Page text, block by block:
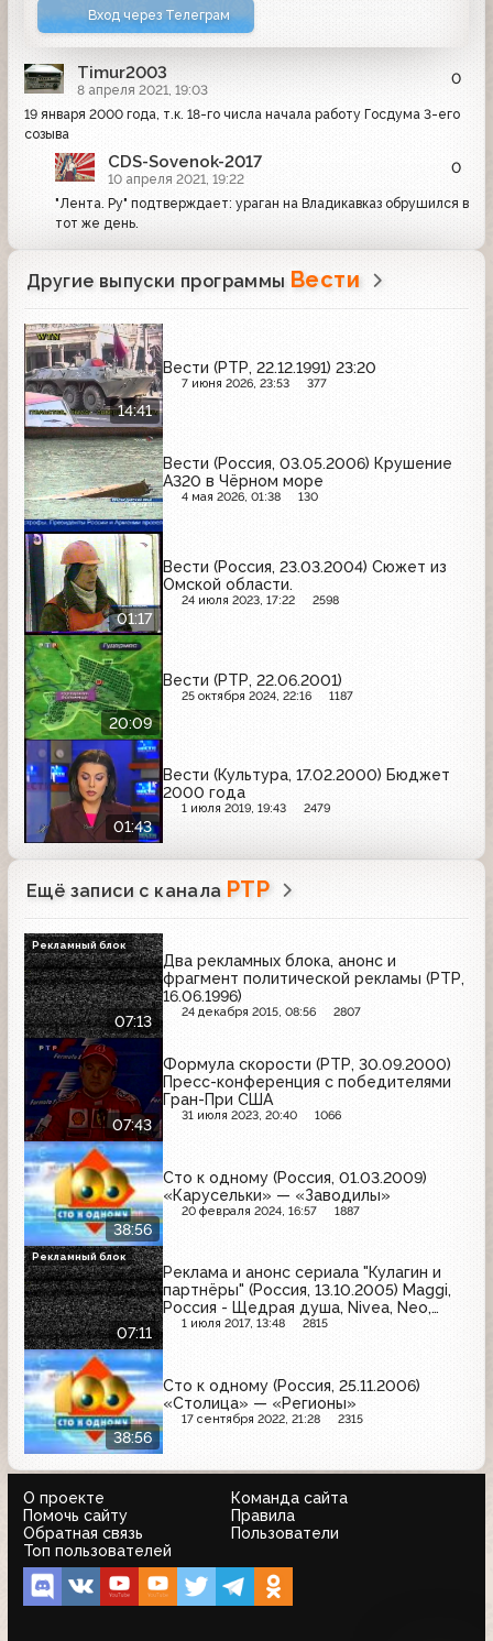
Вход через Телеграм
Timur2003
8 апреля 2021, 19:03
0
19 января 2000 года, т.к. 18-го числа начала работу Госдума 3-его
созыва
CDS-Sovenok-2017
10 апреля 2021, 19:22
0
"Лента. Ру" подтверждает: ураган на Владикавказ обрушился в
тот же день.
Другие выпуски программы Вести
14:41
Вести (РТР, 22.12.1991) 23:20
7 июня 2026, 23:53 377
Вести (Россия, 03.05.2006) Крушение
А320 в Чёрном море
4 мая 2026, 01:38 130
01:17
Вести (Россия, 23.03.2004) Сюжет из
Омской области.
24 июля 2023, 17:22 2598
20:09
Вести (РТР, 22.06.2001)
25 октября 2024, 22:16 1187
01:43
Вести (Культура, 17.02.2000) Бюджет
2000 года
1 июля 2019, 19:43 2479
Ещё записи с канала РТР
07:13
Два рекламных блока, анонс и
фрагмент политической рекламы (РТР,
16.06.1996)
24 декабря 2015, 08:56 2807
Рекламный блок
07:43
Формула скорости (РТР, 30.09.2000)
Пресс-конференция с победителями
Гран-При США
31 июля 2023, 20:40 1066
38:56
Сто к одному (Россия, 01.03.2009)
«Карусельки» — «Заводилы»
20 февраля 2024, 16:57 1887
07:11
Реклама и анонс сериала "Кулагин и
партнёры" (Россия, 13.10.2005) Maggi,
Россия - Щедрая душа, Nivea, Neo,
Dirol, Домик в деревне, Nescafe,
1 июля 2017, 13:48 2815
Рекламный блок
38:56
Сто к одному (Россия, 25.11.2006)
«Столица» — «Регионы»
17 сентября 2022, 21:28 2315
О проекте
Команда сайта
Помочь сайту
Правила
Обратная связь
Пользователи
Топ пользователей